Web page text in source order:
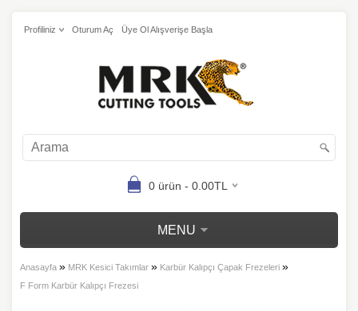
Profiliniz Oturum Aç Üye Ol Alışverişe Başla
0 ürün - 0.00TL
MENU
Anasayfa » MRK Kesici Takımlar » Karbür Kalıpçı Çapak Frezeleri »
F Form Karbür Kalıpçı Frezesi